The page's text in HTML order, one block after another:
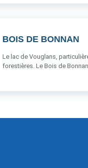
BOIS DE BONNAN
Le lac de Vouglans,
forestières. Le Bois de